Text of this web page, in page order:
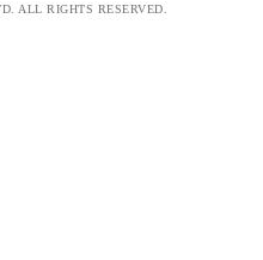
ALL RIGHTS RESERVED.